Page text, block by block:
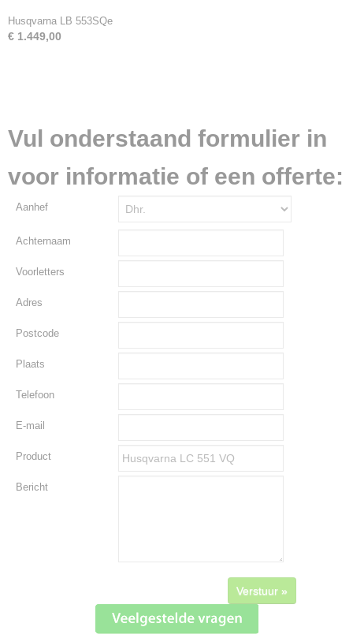
Husqvarna LB 553SQe
€ 1.449,00
Vul onderstaand formulier in
voor informatie of een offerte:
Aanhef
Achternaam
Voorletters
Adres
Postcode
Plaats
Telefoon
E-mail
Product
Bericht
Verstuur »